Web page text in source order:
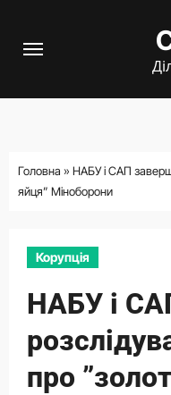
Головна » НАБУ і САП
яйця” Міноборони
Корупція
НАБУ і
про